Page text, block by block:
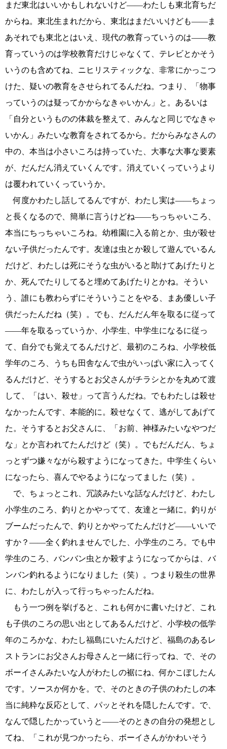
まだ東北はいいかもしれないけど――わたしも東北育ちだ
からね。東北生まれだから、東北はまだいいけども――ま
あそれでも東北とはいえ、現代の教育っていうのは――教
育っていうのは学校教育だけじゃなくて、テレビとかそう
いうのも含めてね、ニヒリスティックな、非常にかっこつ
けた、疑いの教育をさせられてるんだね。つまり、「物事
っていうのは疑ってかからなきゃいかん」と。あるいは
「自分というものの体裁を整えて、みんなと同じでなきゃ
いかん」みたいな教育をされてるから。だからみなさんの
中の、本当は小さいころは持っていた、大事な大事な要素
が、だんだん消えていくんです。消えていくっていうより
は覆われていくっていうか。
何度かわたし話してるんですが、わたし実は――ちょっ
と長くなるので、簡単に言うけどね――ちっちゃいころ、
本当にちっちゃいころね。幼稚園に入る前とか、虫が殺せ
ない子供だったんです。友達は虫とか殺して遊んでいるん
だけど、わたしは死にそうな虫がいると助けてあげたりと
か、死んでたりしてると埋めてあげたりとかね。そうい
う、誰にも教わらずにそういうことをやる、まあ優しい子
供だったんだね（笑）。でも、だんだん年を取るに従って
――年を取るっていうか、小学生、中学生になるに従っ
て、自分でも覚えてるんだけど、最初のころね、小学校低
学年のころ、うちも田舎なんで虫がいっぱい家に入ってく
るんだけど、そうするとお父さんがチラシとかを丸めて渡
して、「はい、殺せ」って言うんだね。でもわたしは殺せ
なかったんです、本能的に。殺せなくて、逃がしてあげて
た。そうするとお父さんに、「お前、神様みたいなやつだ
な」とか言われてたんだけど（笑）。でもだんだん、ちょ
っとずつ嫌々ながら殺すようになってきた。中学生くらい
になったら、喜んでやるようになってました（笑）。
で、ちょっとこれ、冗談みたいな話なんだけど、わたし
小学生のころ、釣りとかやってて、友達と一緒に。釣りが
ブームだったんで、釣りとかやってたんだけど――いいで
すか？――全く釣れませんでした、小学生のころ。でも中
学生のころ、バンバン虫とか殺すようになってからは、バ
ンバン釣れるようになりました（笑）。つまり殺生の世界
に、わたしが入って行っちゃったんだね。
もう一つ例を挙げると、これも何かに書いたけど、これ
も子供のころの思い出としてあるんだけど、小学校の低学
年のころかな、わたし福島にいたんだけど、福島のあるレ
ストランにお父さんお母さんと一緒に行ってね、で、その
ボーイさんみたいな人がわたしの裾にね、何かこぼしたん
です。ソースか何かを。で、そのときの子供のわたしの本
当に純粋な反応として、パッとそれを隠したんです。で、
なんで隠したかっていうと――そのときの自分の発想とし
てね、「これが見つかったら、ボーイさんがかわいそう